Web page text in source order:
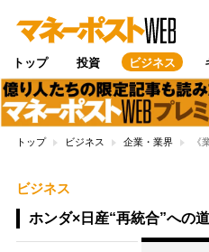
トップ 投資 ビジネス
トップ ビジネス 企業・業界 《
ビジネス
ホンダ×日産“再統合”への道